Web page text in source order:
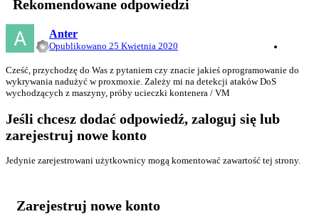
Rekomendowane odpowiedzi
Anter
Opublikowano 25 Kwietnia 2020
Cześć, przychodzę do Was z pytaniem czy znacie jakieś oprogramowanie do
wykrywania nadużyć w proxmoxie. Zależy mi na detekcji ataków DoS
wychodzących z maszyny, próby ucieczki kontenera / VM
Jeśli chcesz dodać odpowiedź, zaloguj się lub
zarejestruj nowe konto
Jedynie zarejestrowani użytkownicy mogą komentować zawartość tej strony.
Zarejestruj nowe konto